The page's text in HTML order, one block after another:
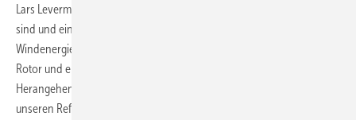
Lars Levermann: Der Markt erwartet Ertragsgutachten, die zuverlässig
sind und eine realistische Unsicherheitsabschätzung bieten. Moderne
Windenergieanlagen haben eine höhere Leistung, einen größeren
Rotor und eine größere Nabenhöhe. Dadurch sind ältere
Herangehensweisen zum Teil nicht mehr aktuell. Wir prüfen mit
unseren Referenzen, wie valide diese Herangehensweisen für den